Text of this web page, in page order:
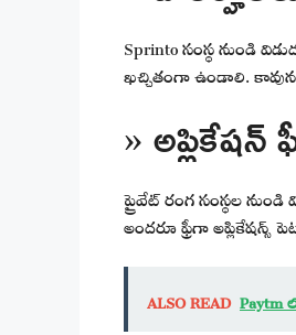
Sprinto సంస్థ నుండి
ఖచ్చితంగా ఉండాలి. కావున
»
ప్రైవేట్ రంగ సంస్థల
అందరూ ఫ్రీగా అప్లికేషన్స్
ALSO READ Paytm